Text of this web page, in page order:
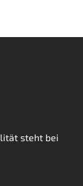
steht bei